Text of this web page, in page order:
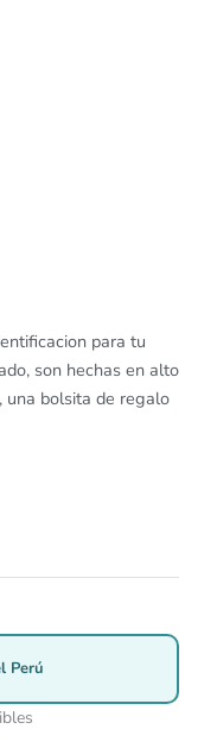
para tu
son hechas en alto
una bolsita de regalo
Perú